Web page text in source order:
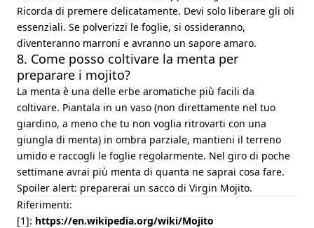
Ricorda di premere delicatamente. Devi solo liberare gli oli
essenziali. Se polverizzi le foglie, si ossideranno,
diventeranno marroni e avranno un sapore amaro.
8. Come posso coltivare la menta per
preparare i mojito?
La menta è una delle erbe aromatiche più facili da
coltivare. Piantala in un vaso (non direttamente nel tuo
giardino, a meno che tu non voglia ritrovarti con una
giungla di menta) in ombra parziale, mantieni il terreno
umido e raccogli le foglie regolarmente. Nel giro di poche
settimane avrai più menta di quanta ne saprai cosa fare.
Spoiler alert: preparerai un sacco di Virgin Mojito.
Riferimenti:
[1]: https://en.wikipedia.org/wiki/Mojito